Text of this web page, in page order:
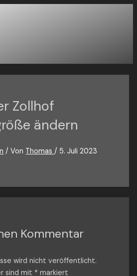
Zollhof
ändern
/ Von Thomas/ 5. Juli 2023
Kommentar
wird nicht veröffentlicht.
sind mit * markiert